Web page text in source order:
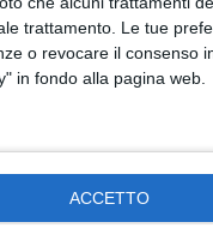
trattamento. Le tue
o revocare il consenso
in fondo alla pagina web.
ACCETTO
2 MINUTI
a Stefano
Galiano